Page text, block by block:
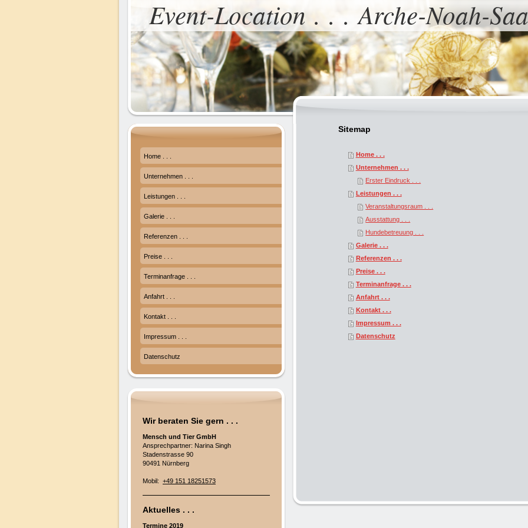
Event-Location . . . Arche-Noah-
Sitemap
Home . . .
Unternehmen . . .
Erster Eindruck . . .
Leistungen . . .
Veranstaltungsraum . . .
Ausstattung . . .
Hundebetreuung . . .
Galerie . . .
Referenzen . . .
Preise . . .
Terminanfrage . . .
Anfahrt . . .
Kontakt . . .
Impressum . . .
Datenschutz
Home . . .
Unternehmen . . .
Leistungen . . .
Galerie . . .
Referenzen . . .
Preise . . .
Terminanfrage . . .
Anfahrt . . .
Kontakt . . .
Impressum . . .
Datenschutz
Wir beraten Sie gern . . .
Mensch und Tier GmbH
Ansprechpartner: Narina Singh
Stadenstrasse 90
90491 Nürnberg
Mobil: +49 151 18251573
Aktuelles . . .
Termine 2019